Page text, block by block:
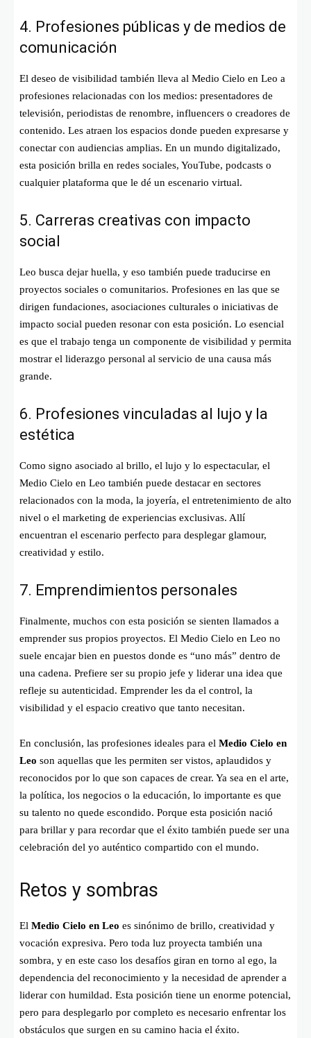
4. Profesiones públicas y de medios de
comunicación
El deseo de visibilidad también lleva al Medio Cielo en Leo a
profesiones relacionadas con los medios: presentadores de
televisión, periodistas de renombre, influencers o creadores de
contenido. Les atraen los espacios donde pueden expresarse y
conectar con audiencias amplias. En un mundo digitalizado,
esta posición brilla en redes sociales, YouTube, podcasts o
cualquier plataforma que le dé un escenario virtual.
5. Carreras creativas con impacto
social
Leo busca dejar huella, y eso también puede traducirse en
proyectos sociales o comunitarios. Profesiones en las que se
dirigen fundaciones, asociaciones culturales o iniciativas de
impacto social pueden resonar con esta posición. Lo esencial
es que el trabajo tenga un componente de visibilidad y permita
mostrar el liderazgo personal al servicio de una causa más
grande.
6. Profesiones vinculadas al lujo y la
estética
Como signo asociado al brillo, el lujo y lo espectacular, el
Medio Cielo en Leo también puede destacar en sectores
relacionados con la moda, la joyería, el entretenimiento de alto
nivel o el marketing de experiencias exclusivas. Allí
encuentran el escenario perfecto para desplegar glamour,
creatividad y estilo.
7. Emprendimientos personales
Finalmente, muchos con esta posición se sienten llamados a
emprender sus propios proyectos. El Medio Cielo en Leo no
suele encajar bien en puestos donde es “uno más” dentro de
una cadena. Prefiere ser su propio jefe y liderar una idea que
refleje su autenticidad. Emprender les da el control, la
visibilidad y el espacio creativo que tanto necesitan.
En conclusión, las profesiones ideales para el Medio Cielo en
Leo son aquellas que les permiten ser vistos, aplaudidos y
reconocidos por lo que son capaces de crear. Ya sea en el arte,
la política, los negocios o la educación, lo importante es que
su talento no quede escondido. Porque esta posición nació
para brillar y para recordar que el éxito también puede ser una
celebración del yo auténtico compartido con el mundo.
Retos y sombras
El Medio Cielo en Leo es sinónimo de brillo, creatividad y
vocación expresiva. Pero toda luz proyecta también una
sombra, y en este caso los desafíos giran en torno al ego, la
dependencia del reconocimiento y la necesidad de aprender a
liderar con humildad. Esta posición tiene un enorme potencial,
pero para desplegarlo por completo es necesario enfrentar los
obstáculos que surgen en su camino hacia el éxito.